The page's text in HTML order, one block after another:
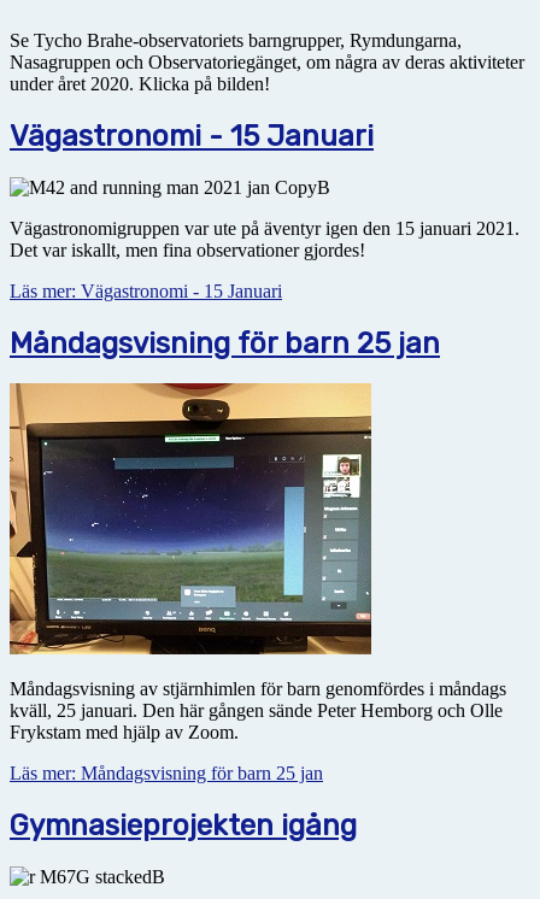
Se Tycho Brahe-observatoriets barngrupper, Rymdungarna,
Nasagruppen och Observatoriegänget, om några av deras aktiviteter
under året 2020. Klicka på bilden!
Vägastronomi - 15 Januari
Vägastronomigruppen var ute på äventyr igen den 15 januari 2021.
Det var iskallt, men fina observationer gjordes!
Läs mer: Vägastronomi - 15 Januari
Måndagsvisning för barn 25 jan
Måndagsvisning av stjärnhimlen för barn genomfördes i måndags
kväll, 25 januari. Den här gången sände Peter Hemborg och Olle
Frykstam med hjälp av Zoom.
Läs mer: Måndagsvisning för barn 25 jan
Gymnasieprojekten igång